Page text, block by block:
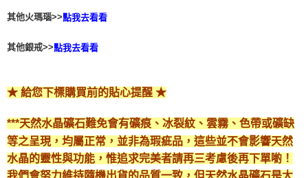
其他火瑪瑙>>點我去看看
其他銀戒>>點我去看看
★ 給您下標購買前的貼心提醒 ★
***天然水晶礦石難免會有礦痕、冰裂紋、雲霧、色帶或礦缺
等之呈現，均屬正常，並非為瑕疵品，這些並不會影響天然
水晶的靈性與功能，惟追求完美者請再三考慮後再下單喲！
我們會努力維持隨機出貨的品質一致，但天然水晶礦石是大